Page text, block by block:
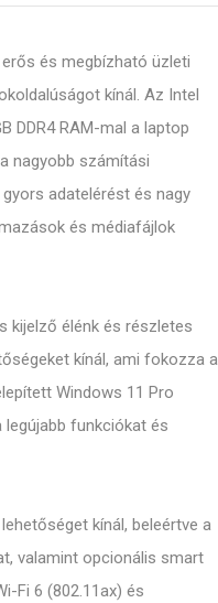
és megbízható üzleti
kínál. Az Intel
DDR4 RAM-mal a laptop
nagyobb számítási
adatelérést és nagy
és médiafájlok
kijelző élénk és részletes
kínál, ami fokozza a
Windows 11 Pro
legújabb funkciókat és
kínál, beleértve a
valamint opcionális smart
Fi 6 (802.11ax) és